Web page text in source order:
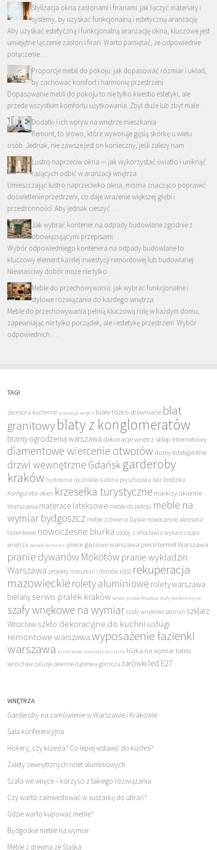
Stylizacja okna zasłonami i firanami: jak łączyć materiały i
systemy, by uzyskać funkcjonalną i estetyczną aranżację
Aby uzyskać estetyczną i funkcjonalną aranżację okna, kluczowe jest
umiejętne łączenie zasłon i firan. Warto pamiętać, że odpowiednie
połączenie …
Proporcje mebli do pokoju: jak dopasować rozmiar i układ,
by zachować komfort i harmonię przestrzeni
Dopasowanie mebli do pokoju to nie tylko kwestia estetyki, ale
przede wszystkim komfortu użytkowania. Zbyt duże lub zbyt małe …
Dodatki i ich wpływ na wnętrze mieszkania
Remont, to słowo, które wywołuje gęsią skórkę u wielu
osób. Jednak, nie zawsze jest on konieczny, jeśli zależy nam …
Lustro naprzeciw okna — jak wykorzystać światło i uniknąć
rażących odbić w aranżacji wnętrza
Umieszczając lustro naprzeciwko okna, można znacząco poprawić
doświetlenie przestrzeni, co daje wrażenie większej głębi i
przestronności. Aby jednak cieszyć …
Jak wybrać kontener na odpady budowlane zgodnie z
obowiązującymi przepisami
Wybór odpowiedniego kontenera na odpady budowlane to
kluczowy element każdej inwestycji remontowej lub budowlanej.
Niewłaściwy dobór może nie tylko …
Meble do przechowywania: jak wybrać funkcjonalne i
stylowe rozwiązania do każdego wnętrza
Meble do przechowywania pełnią kluczową rolę w każdym domu,
zapewniając nie tylko porządek, ale i estetykę przestrzeni. Wybór
odpowiednich …
TAGI
akcesoria kuchenne aranżacja wnętrz białe łóżko drewniane blat
granitowyblaty z konglomeratów
bramy ogrodzenia warszawa dekoracje wnętrz sklep internetowy
diamentowe wiercenie otworów domy inteligentne
drzwi wewnętrzne Gdańsk garderoby
kraków hurtownia ręczników kabina prysznicowa bez brodzika
Konfigurator okien krzesełka turystyczne markizy okienne
Warszawa materace lateksowe meble do pokoju meble na
wymiar bydgoszcz meble z drewna śląskie nowoczesne akcesoria
łazienkowe nowoczesne biurka osoby z Wrocławia wykańczające
wnętrza panele do kuchni piece gazowe warszawa piece termet Warszawa
pranie dywanów Mokotów pranie wykładzin
Warszawa projekty mieszkań i domów Łódź rekuperacja
mazowieckie rolety aluminiowe rolety warszawa
bielanyserwis pralek kraków serwis pralek Wrocław stoły konferencyjne
szafy wnękowe na wymiar szafy wnękowe poznań szklarz
Wrocław szkło dekoracyjne do kuchni usługi
remontowe warszawawyposażenie łazienki
warszawa Łazienkowa instalacja sanitarna łóżka na wymiar tanio
wrocławżaluzje okienne dąbrowa górnicza żarówki led E27
WNĘTRZA
Garderoby na zamówienie w Warszawie i Krakowie
Sala konferencyjna
Hokery, czy krzesła? Co lepiej wstawić do kuchni?
Zalety zewnętrznych rolet aluminiowych
Szafa we wnęce – korzyści z takiego rozwiązania
Czy warto zainwestować w suszarkę do ubrań?
Gdzie warto kupować meble?
Bydgoskie meble na wymiar
Meble z drewna ze Śląska